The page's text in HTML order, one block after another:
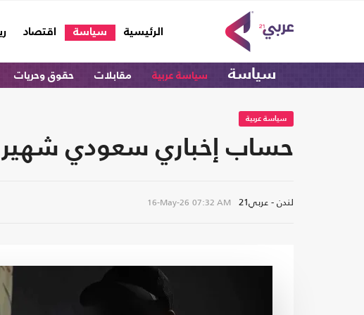
الرئيسية
(current) سياسة اقتصاد
سياسة سياسة عربية مقابلات حقوق وحريات
سياسة عربية
حساب إخباري سعودي شهير
لندن - عربي21 16-May-26 07:32 AM